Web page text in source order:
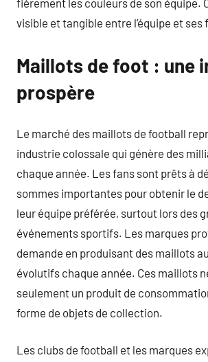
fièrement les couleurs de son équipe.
visible et tangible entre l’équipe et ses
Maillots de foot : une
prospère
Le marché des maillots de football
industrie colossale qui génère des
chaque année. Les fans sont prêts à
sommes importantes pour obtenir le
leur équipe préférée, surtout lors des
événements sportifs. Les marques
demande en produisant des maillots
évolutifs chaque année. Ces maillots
seulement un produit de
forme de objets de collection.
Les clubs de football et les marques